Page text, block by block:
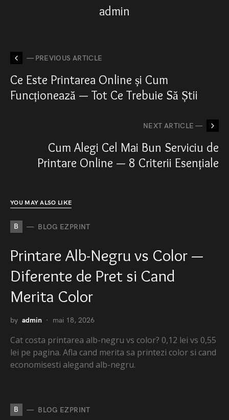
admin
— PREVIOUS ARTICLE
Ce Este Printarea Online și Cum
Funcționează — Tot Ce Trebuie Să Știi
NEXT ARTICLE —
Cum Alegi Cel Mai Bun Serviciu de
Printare Online — 8 Criterii Esențiale
YOU MAY ALSO LIKE
B BLOG EZPRINT
Printare Alb-Negru vs Color —
Diferente de Pret si Cand
Merita Color
by admin mai 18, 2026
Cat costa printarea alb-negru vs color? 0,12 lei vs 0,55
lei pe pagina. Afla cand merita sa printezi color si cand
economisesti alegand alb-negru.
B BLOG EZPRINT